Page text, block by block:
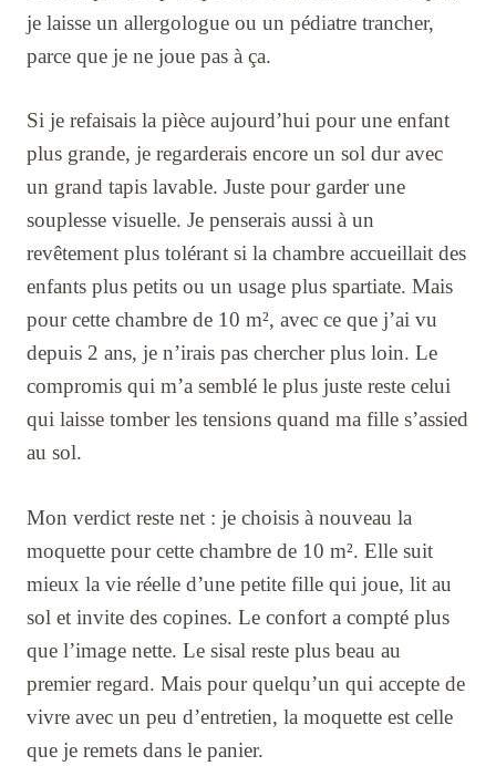
je laisse un allergologue ou un pédiatre trancher,
parce que je ne joue pas à ça.
Si je refaisais la pièce aujourd’hui pour une enfant
plus grande, je regarderais encore un sol dur avec
un grand tapis lavable. Juste pour garder une
souplesse visuelle. Je penserais aussi à un
revêtement plus tolérant si la chambre accueillait des
enfants plus petits ou un usage plus spartiate. Mais
pour cette chambre de 10 m², avec ce que j’ai vu
depuis 2 ans, je n’irais pas chercher plus loin. Le
compromis qui m’a semblé le plus juste reste celui
qui laisse tomber les tensions quand ma fille s’assied
au sol.
Mon verdict reste net : je choisis à nouveau la
moquette pour cette chambre de 10 m². Elle suit
mieux la vie réelle d’une petite fille qui joue, lit au
sol et invite des copines. Le confort a compté plus
que l’image nette. Le sisal reste plus beau au
premier regard. Mais pour quelqu’un qui accepte de
vivre avec un peu d’entretien, la moquette est celle
que je remets dans le panier.